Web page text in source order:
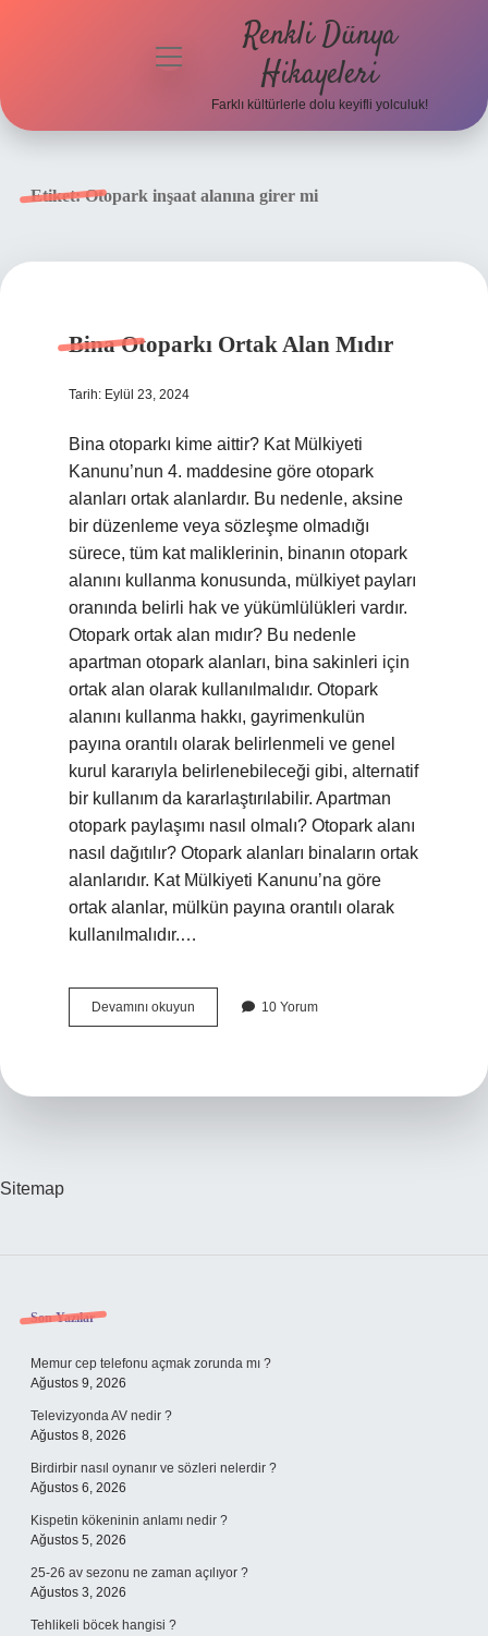
Politikası
menüyü
Renkli Dünya
Hikayeleri
Farklı kültürlerle dolu keyifli yolculuk!
Etiket:Otopark inşaat alanına girer mi
Bina Otoparkı Ortak Alan Mıdır
Tarih: Eylül 23, 2024
Bina otoparkı kime aittir? Kat Mülkiyeti
Kanunu’nun 4. maddesine göre otopark
alanları ortak alanlardır. Bu nedenle, aksine
bir düzenleme veya sözleşme olmadığı
sürece, tüm kat maliklerinin, binanın otopark
alanını kullanma konusunda, mülkiyet payları
oranında belirli hak ve yükümlülükleri vardır.
Otopark ortak alan mıdır? Bu nedenle
apartman otopark alanları, bina sakinleri için
ortak alan olarak kullanılmalıdır. Otopark
alanını kullanma hakkı, gayrimenkulün
payına orantılı olarak belirlenmeli ve genel
kurul kararıyla belirlenebileceği gibi, alternatif
bir kullanım da kararlaştırılabilir. Apartman
otopark paylaşımı nasıl olmalı? Otopark alanı
nasıl dağıtılır? Otopark alanları binaların ortak
alanlarıdır. Kat Mülkiyeti Kanunu’na göre
ortak alanlar, mülkün payına orantılı olarak
kullanılmalıdır.…
Devamını okuyun
Otoparkı
10 Yorum
Sitemap
Sidebar
Son Yazılar
Memur cep telefonu açmak zorunda mı ?
Ağustos 9, 2026
Televizyonda AV nedir ?
Ağustos 8, 2026
Birdirbir nasıl oynanır ve sözleri nelerdir ?
Ağustos 6, 2026
Kispetin kökeninin anlamı nedir ?
Ağustos 5, 2026
25-26 av sezonu ne zaman açılıyor ?
Ağustos 3, 2026
Tehlikeli böcek hangisi ?